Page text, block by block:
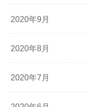
2020年9月
2020年8月
2020年7月